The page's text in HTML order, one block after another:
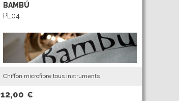
BAMBÚ
PL04
Chiffon microfibre tous instruments
12,00 €